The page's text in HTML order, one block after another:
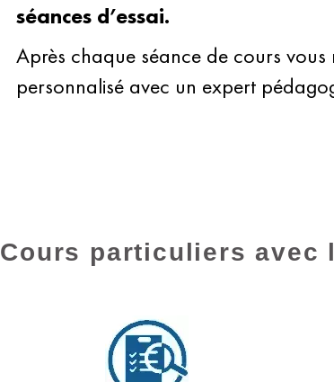
séances d’essai.
Après chaque séance de cours vous
personnalisé avec un expert
Cours particuliers avec